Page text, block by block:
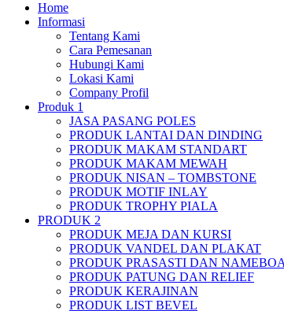
Home
Informasi
Tentang Kami
Cara Pemesanan
Hubungi Kami
Lokasi Kami
Company Profil
Produk 1
JASA PASANG POLES
PRODUK LANTAI DAN DINDING
PRODUK MAKAM STANDART
PRODUK MAKAM MEWAH
PRODUK NISAN – TOMBSTONE
PRODUK MOTIF INLAY
PRODUK TROPHY PIALA
PRODUK 2
PRODUK MEJA DAN KURSI
PRODUK VANDEL DAN PLAKAT
PRODUK PRASASTI DAN
PRODUK PATUNG DAN RELIEF
PRODUK KERAJINAN
PRODUK LIST BEVEL